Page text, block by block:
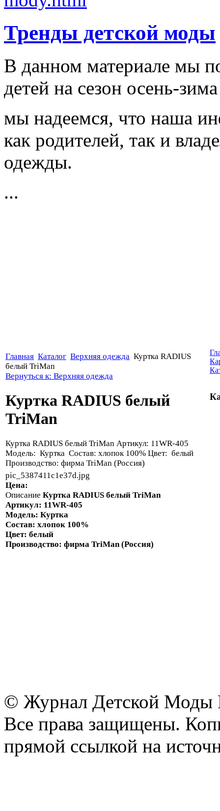
Тренды детской моды
В данном материале мы
детей на сезон осень-
мы надеемся, что наша
как родителей, так и
одежды.
...
Главная Каталог Верхняя одежда Куртка RADIUS
белый TriMan
Вернуться к: Верхняя одежда
Куртка RADIUS белый
TriMan
Куртка RADIUS белый TriMan Артикул: 11WR-405
Модель: Куртка Состав: хлопок 100% Цвет: белый
Производство: фирма TriMan (Россия)
pic_5387411c1e37d.jpg
Цена:
Описание Куртка RADIUS белый TriMan
Артикул: 11WR-405
Модель: Куртка
Состав: хлопок 100%
Цвет: белый
Производство: фирма TriMan (Россия)
© Журнал Детской Моды
Все права защищены.
прямой ссылкой на